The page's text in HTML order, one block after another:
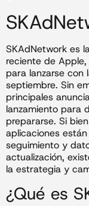
SKAdNetwork es
reciente de
para lanzarse con
septiembre. Sin
principales
lanzamiento para
prepararse. Si
aplicaciones
seguimiento y
actualización,
la estrategia y
¿Qué es